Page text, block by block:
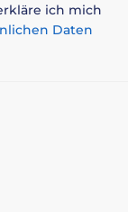
ich mich
Daten